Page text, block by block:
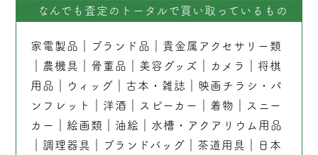
なんでも査定のトータルで買い取っているもの
家電製品 ブランド品
貴金属アクセサリー類
農機具 骨董品 美容グッズ カメラ
将棋
用品
ウィッグ 古本 ・ 雑誌
映画チラシ・パ
ンフレット
洋酒 スピーカー 着物
スニー
カー
絵画類 油絵
水槽・アクアリウム用品
調理器具 ブランドバッグ ｜茶道用具｜
日本